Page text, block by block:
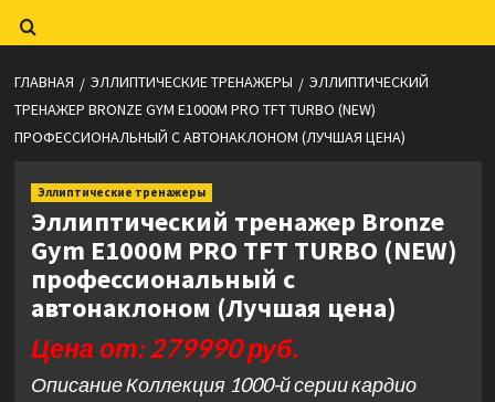
ГЛАВНАЯ ЭЛЛИПТИЧЕСКИЕ ТРЕНАЖЕРЫ
ЭЛЛИПТИЧЕСКИЙ
ТРЕНАЖЕР BRONZE GYM E1000M PRO TFT TURBO (NEW)
ПРОФЕССИОНАЛЬНЫЙ С АВТОНАКЛОНОМ (ЛУЧШАЯ ЦЕНА)
Эллиптические тренажеры
Эллиптический тренажер Bronze
Gym E1000M PRO TFT TURBO (NEW)
профессиональный с
автонаклоном (Лучшая цена)
Цена от: 279990 руб.
Описание Коллекция 1000-й серии кардио